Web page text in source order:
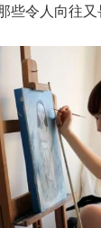
些令人向往